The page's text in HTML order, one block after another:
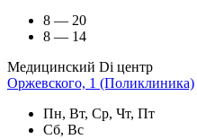
8 — 20
8 — 14
Медицинский Di центр
Оржевского, 1 (Поликлиника)
Пн, Вт, Ср, Чт, Пт
Сб, Вс